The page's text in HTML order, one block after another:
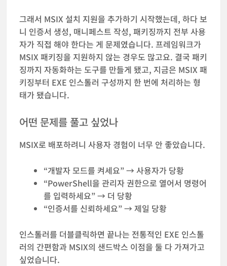
그래서 MSIX 설치 지원을 추가하기 시작했는데, 하다 보
니 인증서 생성, 매니페스트 작성, 패키징까지 전부 사용
자가 직접 해야 한다는 게 문제였습니다. 프레임워크가
MSIX 패키징을 지원하지 않는 경우도 많고요. 결국 패키
징까지 자동화하는 도구를 만들게 됐고, 지금은 MSIX 패
키징부터 EXE 인스톨러 구성까지 한 번에 처리하는 형
태가 됐습니다.
어떤 문제를 풀고 싶었나
MSIX로 배포하려니 사용자 경험이 너무 안 좋았습니다.
“개발자 모드를 켜세요” → 사용자가 당황
“PowerShell을 관리자 권한으로 열어서 명령어
를 입력하세요” → 더 당황
“인증서를 신뢰하세요” → 제일 당황
인스톨러를 더블클릭하면 끝나는 전통적인 EXE 인스톨
러의 간편함과 MSIX의 샌드박스 이점을 둘 다 가져가고
싶었습니다.